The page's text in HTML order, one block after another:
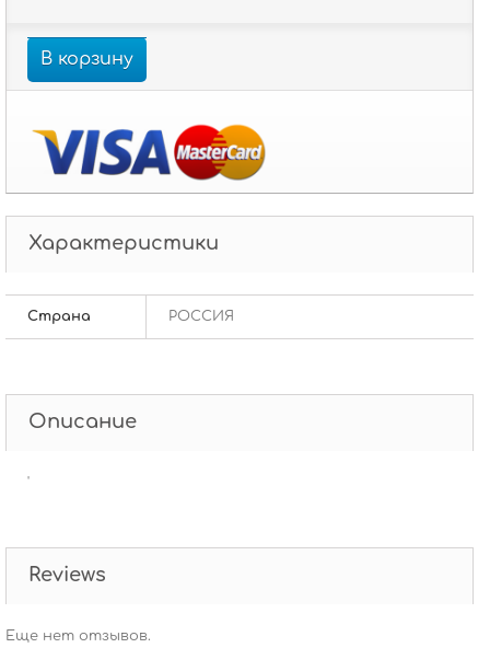
В корзину
Характеристики
Страна РОССИЯ
Описание
'
Reviews
Еще нет отзывов.